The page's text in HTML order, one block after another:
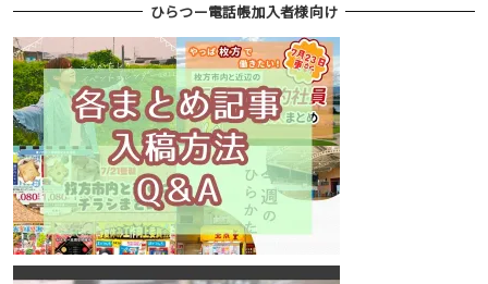
ひらつー電話帳加入者様向け